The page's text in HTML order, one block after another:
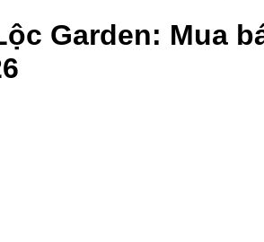
Garden: Mua